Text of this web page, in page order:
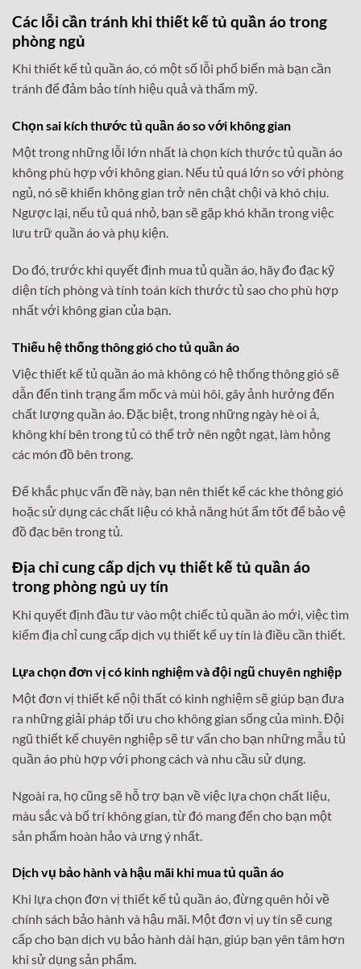
Các lỗi cần tránh khi thiết kế tủ quần áo trong
phòng ngủ
Khi thiết kế tủ quần áo, có một số lỗi phổ biến mà bạn cần
tránh để đảm bảo tính hiệu quả và thẩm mỹ.
Chọn sai kích thước tủ quần áo so với không gian
Một trong những lỗi lớn nhất là chọn kích thước tủ quần áo
không phù hợp với không gian. Nếu tủ quá lớn so với phòng
ngủ, nó sẽ khiến không gian trở nên chật chội và khó chịu.
Ngược lại, nếu tủ quá nhỏ, bạn sẽ gặp khó khăn trong việc
lưu trữ quần áo và phụ kiện.
Do đó, trước khi quyết định mua tủ quần áo, hãy đo đạc kỹ
diện tích phòng và tính toán kích thước tủ sao cho phù hợp
nhất với không gian của bạn.
Thiếu hệ thống thông gió cho tủ quần áo
Việc thiết kế tủ quần áo mà không có hệ thống thông gió sẽ
dẫn đến tình trạng ẩm mốc và mùi hôi, gây ảnh hưởng đến
chất lượng quần áo. Đặc biệt, trong những ngày hè oi ả,
không khí bên trong tủ có thể trở nên ngột ngạt, làm hỏng
các món đồ bên trong.
Để khắc phục vấn đề này, bạn nên thiết kế các khe thông gió
hoặc sử dụng các chất liệu có khả năng hút ẩm tốt để bảo vệ
đồ đạc bên trong tủ.
Địa chỉ cung cấp dịch vụ thiết kế tủ quần áo
trong phòng ngủ uy tín
Khi quyết định đầu tư vào một chiếc tủ quần áo mới, việc tìm
kiếm địa chỉ cung cấp dịch vụ thiết kế uy tín là điều cần thiết.
Lựa chọn đơn vị có kinh nghiệm và đội ngũ chuyên nghiệp
Một đơn vị thiết kế nội thất có kinh nghiệm sẽ giúp bạn đưa
ra những giải pháp tối ưu cho không gian sống của mình. Đội
ngũ thiết kế chuyên nghiệp sẽ tư vấn cho bạn những mẫu tủ
quần áo phù hợp với phong cách và nhu cầu sử dụng.
Ngoài ra, họ cũng sẽ hỗ trợ bạn về việc lựa chọn chất liệu,
màu sắc và bố trí không gian, từ đó mang đến cho bạn một
sản phẩm hoàn hảo và ưng ý nhất.
Dịch vụ bảo hành và hậu mãi khi mua tủ quần áo
Khi lựa chọn đơn vị thiết kế tủ quần áo, đừng quên hỏi về
chính sách bảo hành và hậu mãi. Một đơn vị uy tín sẽ cung
cấp cho bạn dịch vụ bảo hành dài hạn, giúp bạn yên tâm hơn
khi sử dụng sản phẩm.